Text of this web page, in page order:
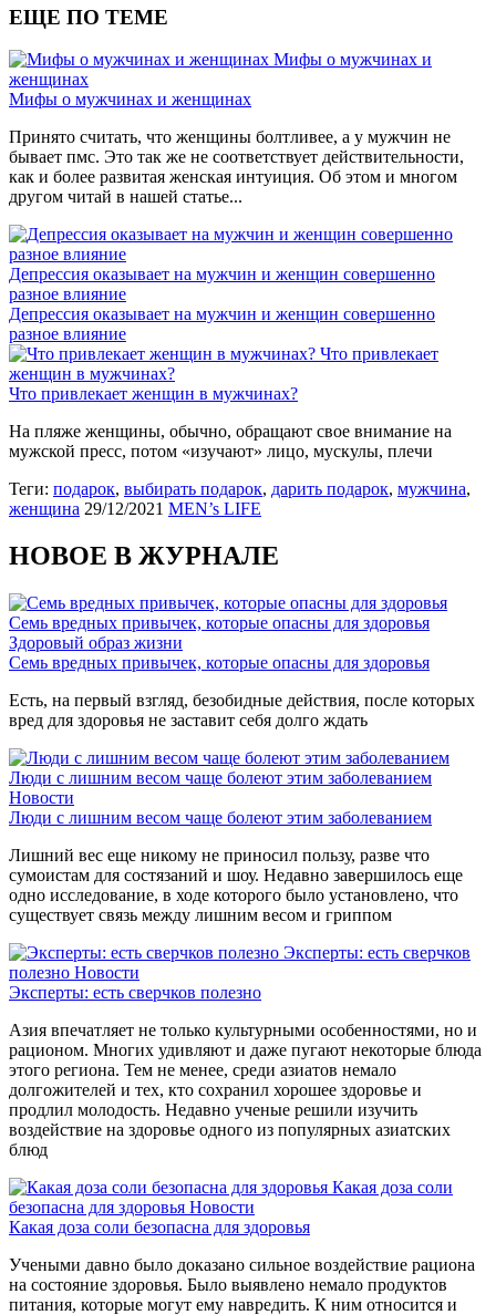
ЕЩЕ ПО ТЕМЕ
Мифы о мужчинах и
женщинах
Мифы о мужчинах и женщинах
Принято считать, что женщины болтливее, а у мужчин не
бывает пмс. Это так же не соответствует действительности,
как и более развитая женская интуиция. Об этом и многом
другом читай в нашей статье...
Депрессия оказывает на мужчин и женщин совершенно
разное влияние
Депрессия оказывает на мужчин и женщин совершенно
разное влияние
Что привлекает
женщин в мужчинах?
Что привлекает женщин в мужчинах?
На пляже женщины, обычно, обращают свое внимание на
мужской пресс, потом «изучают» лицо, мускулы, плечи
Теги: подарок, выбирать подарок, дарить подарок, мужчина,
женщина 29/12/2021 MEN’s LIFE
НОВОЕ В ЖУРНАЛЕ
Семь вредных привычек, которые опасны для здоровья
Здоровый образ жизни
Семь вредных привычек, которые опасны для здоровья
Есть, на первый взгляд, безобидные действия, после которых
вред для здоровья не заставит себя долго ждать
Люди с лишним весом чаще болеют этим заболеванием
Новости
Люди с лишним весом чаще болеют этим заболеванием
Лишний вес еще никому не приносил пользу, разве что
сумоистам для состязаний и шоу. Недавно завершилось еще
одно исследование, в ходе которого было установлено, что
существует связь между лишним весом и гриппом
Эксперты: есть сверчков
полезно Новости
Эксперты: есть сверчков полезно
Азия впечатляет не только культурными особенностями, но и
рационом. Многих удивляют и даже пугают некоторые блюда
этого региона. Тем не менее, среди азиатов немало
долгожителей и тех, кто сохранил хорошее здоровье и
продлил молодость. Недавно ученые решили изучить
воздействие на здоровье одного из популярных азиатских
блюд
Какая доза соли
безопасна для здоровья Новости
Какая доза соли безопасна для здоровья
Учеными давно было доказано сильное воздействие рациона
на состояние здоровья. Было выявлено немало продуктов
питания, которые могут ему навредить. К ним относится и